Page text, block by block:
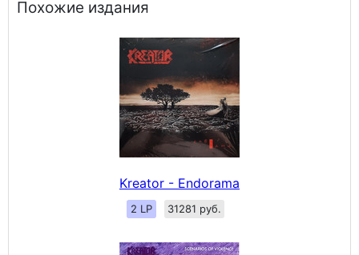
Похожие издания
Kreator - Endorama
2 LP 31281 руб.